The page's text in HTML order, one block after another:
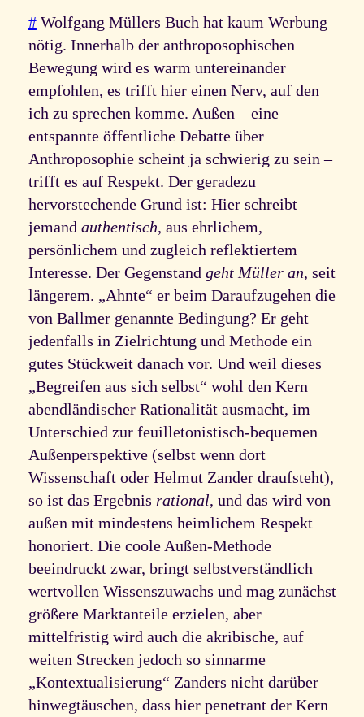
#Wolfgang Müllers Buch hat kaum Werbung
nötig. Innerhalb der anthroposophischen
Bewegung wird es warm untereinander
empfohlen, es trifft hier einen Nerv, auf den
ich zu sprechen komme. Außen – eine
entspannte öffentliche Debatte über
Anthroposophie scheint ja schwierig zu sein –
trifft es auf Respekt. Der geradezu
hervorstechende Grund ist: Hier schreibt
jemand authentisch, aus ehrlichem,
persönlichem und zugleich reflektiertem
Interesse. Der Gegenstand geht Müller an, seit
längerem. „Ahnte“ er beim Daraufzugehen die
von Ballmer genannte Bedingung? Er geht
jedenfalls in Zielrichtung und Methode ein
gutes Stückweit danach vor. Und weil dieses
„Begreifen aus sich selbst“ wohl den Kern
abendländischer Rationalität ausmacht, im
Unterschied zur feuilletonistisch-bequemen
Außenperspektive (selbst wenn dort
Wissenschaft oder Helmut Zander draufsteht),
so ist das Ergebnis rational, und das wird von
außen mit mindestens heimlichem Respekt
honoriert. Die coole Außen-Methode
beeindruckt zwar, bringt selbstverständlich
wertvollen Wissenszuwachs und mag zunächst
größere Marktanteile erzielen, aber
mittelfristig wird auch die akribische, auf
weiten Strecken jedoch so sinnarme
„Kontextualisierung“ Zanders nicht darüber
hinwegtäuschen, dass hier penetrant der Kern